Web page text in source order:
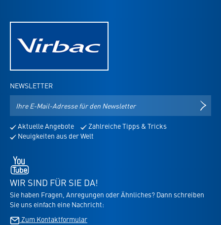
NEWSLETTER
Mail-
für
den
Aktuelle Angebote
Zahlreiche Tipps & Tricks
Neuigkeiten aus der Welt
öffnet
neuem
Tab
WIR SIND FÜR SIE DA!
Sie haben Fragen, Anregungen oder Ähnliches? Dann schreiben
Sie uns einfach eine Nachricht:
Zum Kontaktformular